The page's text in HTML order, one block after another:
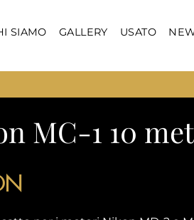
SIAMO GALLERY USATO
MC-1 10